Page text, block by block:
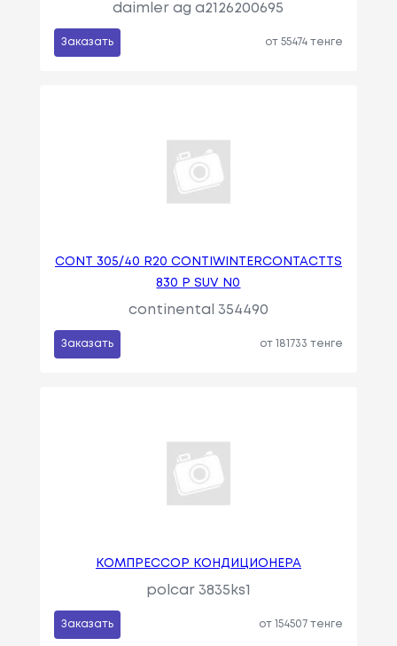
daimler ag a2126200695
Заказать от 55474 тенге
CONT 305/40 R20 CONTIWINTERСONTACTTS
830 P SUV N0
continental 354490
Заказать от 181733 тенге
КОМПРЕССОР КОНДИЦИОНЕРА
polcar 3835ks1
Заказать от 154507 тенге